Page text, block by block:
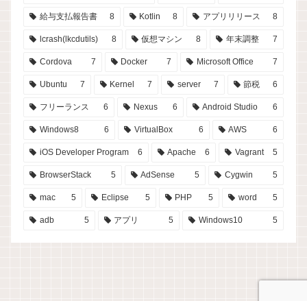
給与支払報告書 8 Kotlin 8 アプリリリース 8
lcrash(lkcdutils) 8 仮想マシン 8 年末調整 7
Cordova 7 Docker 7 Microsoft Office 7
Ubuntu 7 Kernel 7 server 7 節税 6
フリーランス 6 Nexus 6 Android Studio 6
Windows8 6 VirtualBox 6 AWS 6
iOS Developer Program 6 Apache 6 Vagrant 5
BrowserStack 5 AdSense 5 Cygwin 5
mac 5 Eclipse 5 PHP 5 word 5
adb 5 アプリ 5 Windows10 5